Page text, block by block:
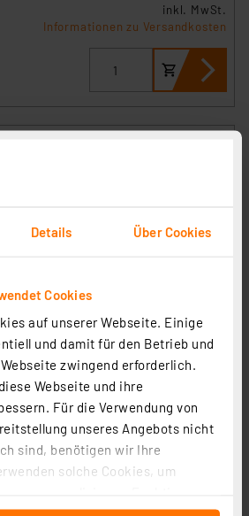
Details Über Cookies
Cookies
auf unserer Webseite. Einige
und damit für den Betrieb und
zwingend erforderlich.
Webseite und ihre
Für die Verwendung von
unseres Angebots nicht
sind, benötigen wir Ihre
solche Cookies, um
inkl. MwSt.
Informationen zu Versandkosten
Home Bewegungsmelder mit
außen, HmIP-SMO-2
79,95 €
Informationen zu Versandkosten